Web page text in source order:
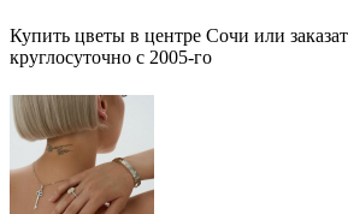
Купить цветы в центре Сочи или
круглосуточно с 2005-го